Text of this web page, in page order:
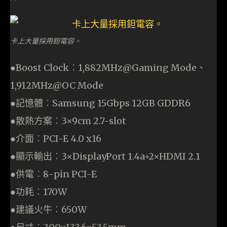
卡上大量採用鉭電容。
●Boost Clock︰1,882MHz@Gaming Mode、
1,912MHz@OC Mode
●記憶體︰Samsung 15Gbps 12GB GDDR6
●散熱方案︰3×9cm 2.7-slot
●介面︰PCI-E 4.0 x16
●顯示輸出︰3×DisplayPort 1.4a+2×HDMI 2.1
●供電︰8-pin PCI-E
●功耗︰170W
●建議火牛︰650W